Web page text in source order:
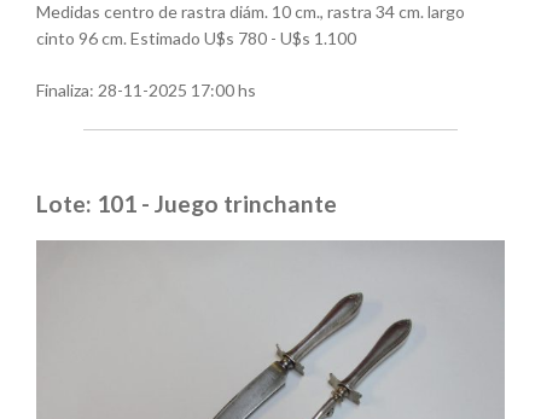
Medidas centro de rastra diám. 10 cm., rastra 34 cm. largo
cinto 96 cm. Estimado U$s 780 - U$s 1.100
Finaliza: 28-11-2025 17:00 hs
Lote: 101 - Juego trinchante